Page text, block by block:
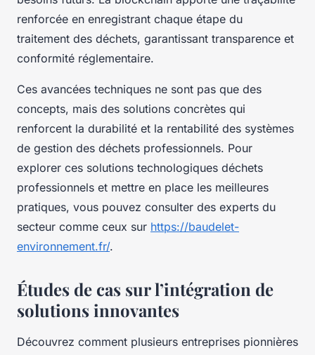
renforcée en enregistrant chaque étape du
traitement des déchets, garantissant transparence et
conformité réglementaire.
Ces avancées techniques ne sont pas que des
concepts, mais des solutions concrètes qui
renforcent la durabilité et la rentabilité des systèmes
de gestion des déchets professionnels. Pour
explorer ces solutions technologiques déchets
professionnels et mettre en place les meilleures
pratiques, vous pouvez consulter des experts du
secteur comme ceux sur https://baudelet-
environnement.fr/.
Études de cas sur l’intégration de
solutions innovantes
Découvrez comment plusieurs entreprises pionnières